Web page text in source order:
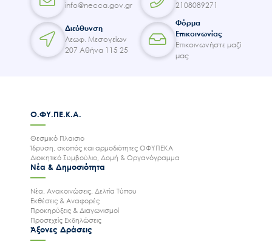
info@necca.gov.gr
2108089271
Διεύθυνση
Λεωφ. Μεσογείων
207 Αθήνα 115 25
Φόρμα
Επικοινωνίας
Επικοινωνήστε μαζί
μας
Ο.ΦΥ.ΠΕ.Κ.Α.
Θεσμικό Πλαισιο
Ίδρυση, σκοπός και αρμοδιότητες ΟΦΥΠΕΚΑ
Διοικητικό Συμβούλιο, Δομή & Οργανόγραμμα
Νέα & Δημοσιότητα
Νέα, Ανακοινώσεις, Δελτία Τύπου
Εκθέσεις & Αναφορές
Προκηρύξεις & Διαγωνισμοί
Προσεχείς Εκδηλώσεις
Άξονες Δράσεις